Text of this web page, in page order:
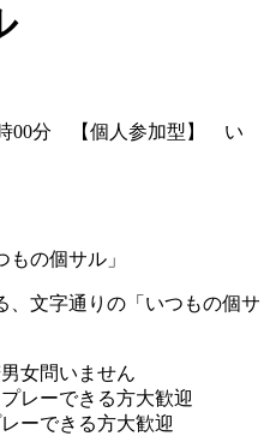
もの個サル」
、文字通りの「いつもの個サ
女問いません
レーできる方大歓迎
ーできる方大歓迎